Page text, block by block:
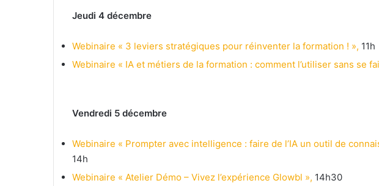
Jeudi 4 décembre
Webinaire « 3 leviers stratégiques pour réinventer la formation ! », 11h
Webinaire « IA et métiers de la formation : comment l’utiliser sans se
Vendredi 5 décembre
Webinaire « Prompter avec intelligence : faire de l’IA un outil de
14h
Webinaire « Atelier Démo – Vivez l’expérience Glowbl », 14h30